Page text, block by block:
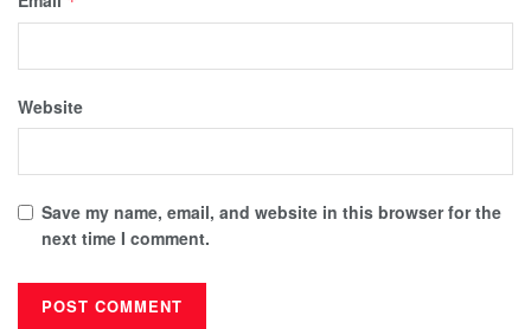
Website
Save my name, email, and website in this browser for the
next time I comment.